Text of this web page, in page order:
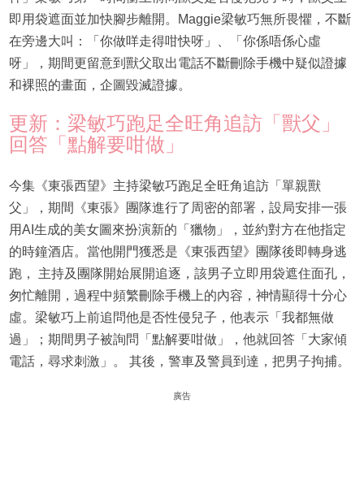
即用袋遮面並加快腳步離開。Maggie梁敏巧無所畏懼，不斷
在旁邊大叫：「你做咩走得咁快呀」、「你係唔係心虛
呀」，期間更留意到獸父取出電話不斷刪除手機中疑似證據
和裸照的畫面，企圖毀滅證據。
更新：梁敏巧跑足全旺角追訪「獸父」
回答「點解要咁做」
今集《東張西望》主持梁敏巧跑足全旺角追訪「單親獸
父」，期間《東張》團隊進行了周密的部署，設局安排一張
用AI生成的美女圖來扮演新的「獵物」，並約對方在他指定
的時鐘酒店。當他開門獲悉是《東張西望》團隊後即轉身逃
跑， 主持及團隊開始展開追逐，該男子立即用袋遮住面孔，
匆忙離開，過程中頻繁刪除手機上的內容，神情顯得十分心
虛。梁敏巧上前追問他是否性侵兒子，他表示「我都無做
過」；期間男子被詢問「點解要咁做」，他就回答「大家傾
電話，尋求刺激」。 其後，警車及警員到達，把男子拘捕。
廣告